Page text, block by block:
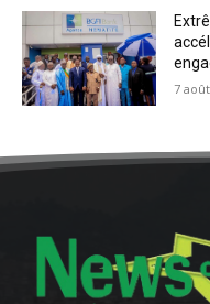
7